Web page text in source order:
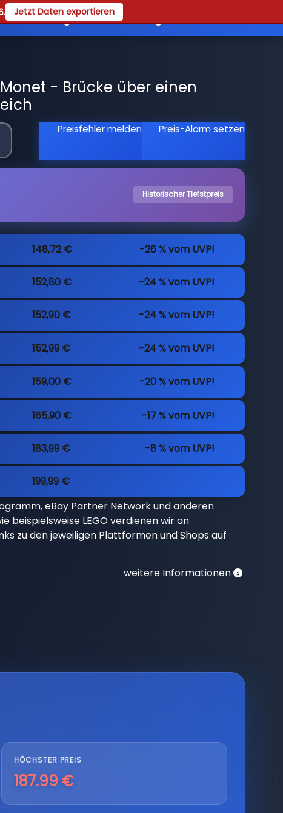
Jetzt Daten exportieren
Registrieren
Monet - Brücke über einen
Preisfehler melden Preis-Alarm setzen
Historischer Tiefstpreis
148,72 € -26 % vom UVP!
152,80 € -24 % vom UVP!
152,90 € -24 % vom UVP!
152,99 € -24 % vom UVP!
159,00 € -20 % vom UVP!
165,90 € -17 % vom UVP!
183,99 € -8 % vom UVP!
199,99 €
eBay Partner Network und anderen
beispielsweise LEGO verdienen wir an
zu den jeweiligen Plattformen und Shops auf
weitere Informationen
HÖCHSTER PREIS
187.99 €